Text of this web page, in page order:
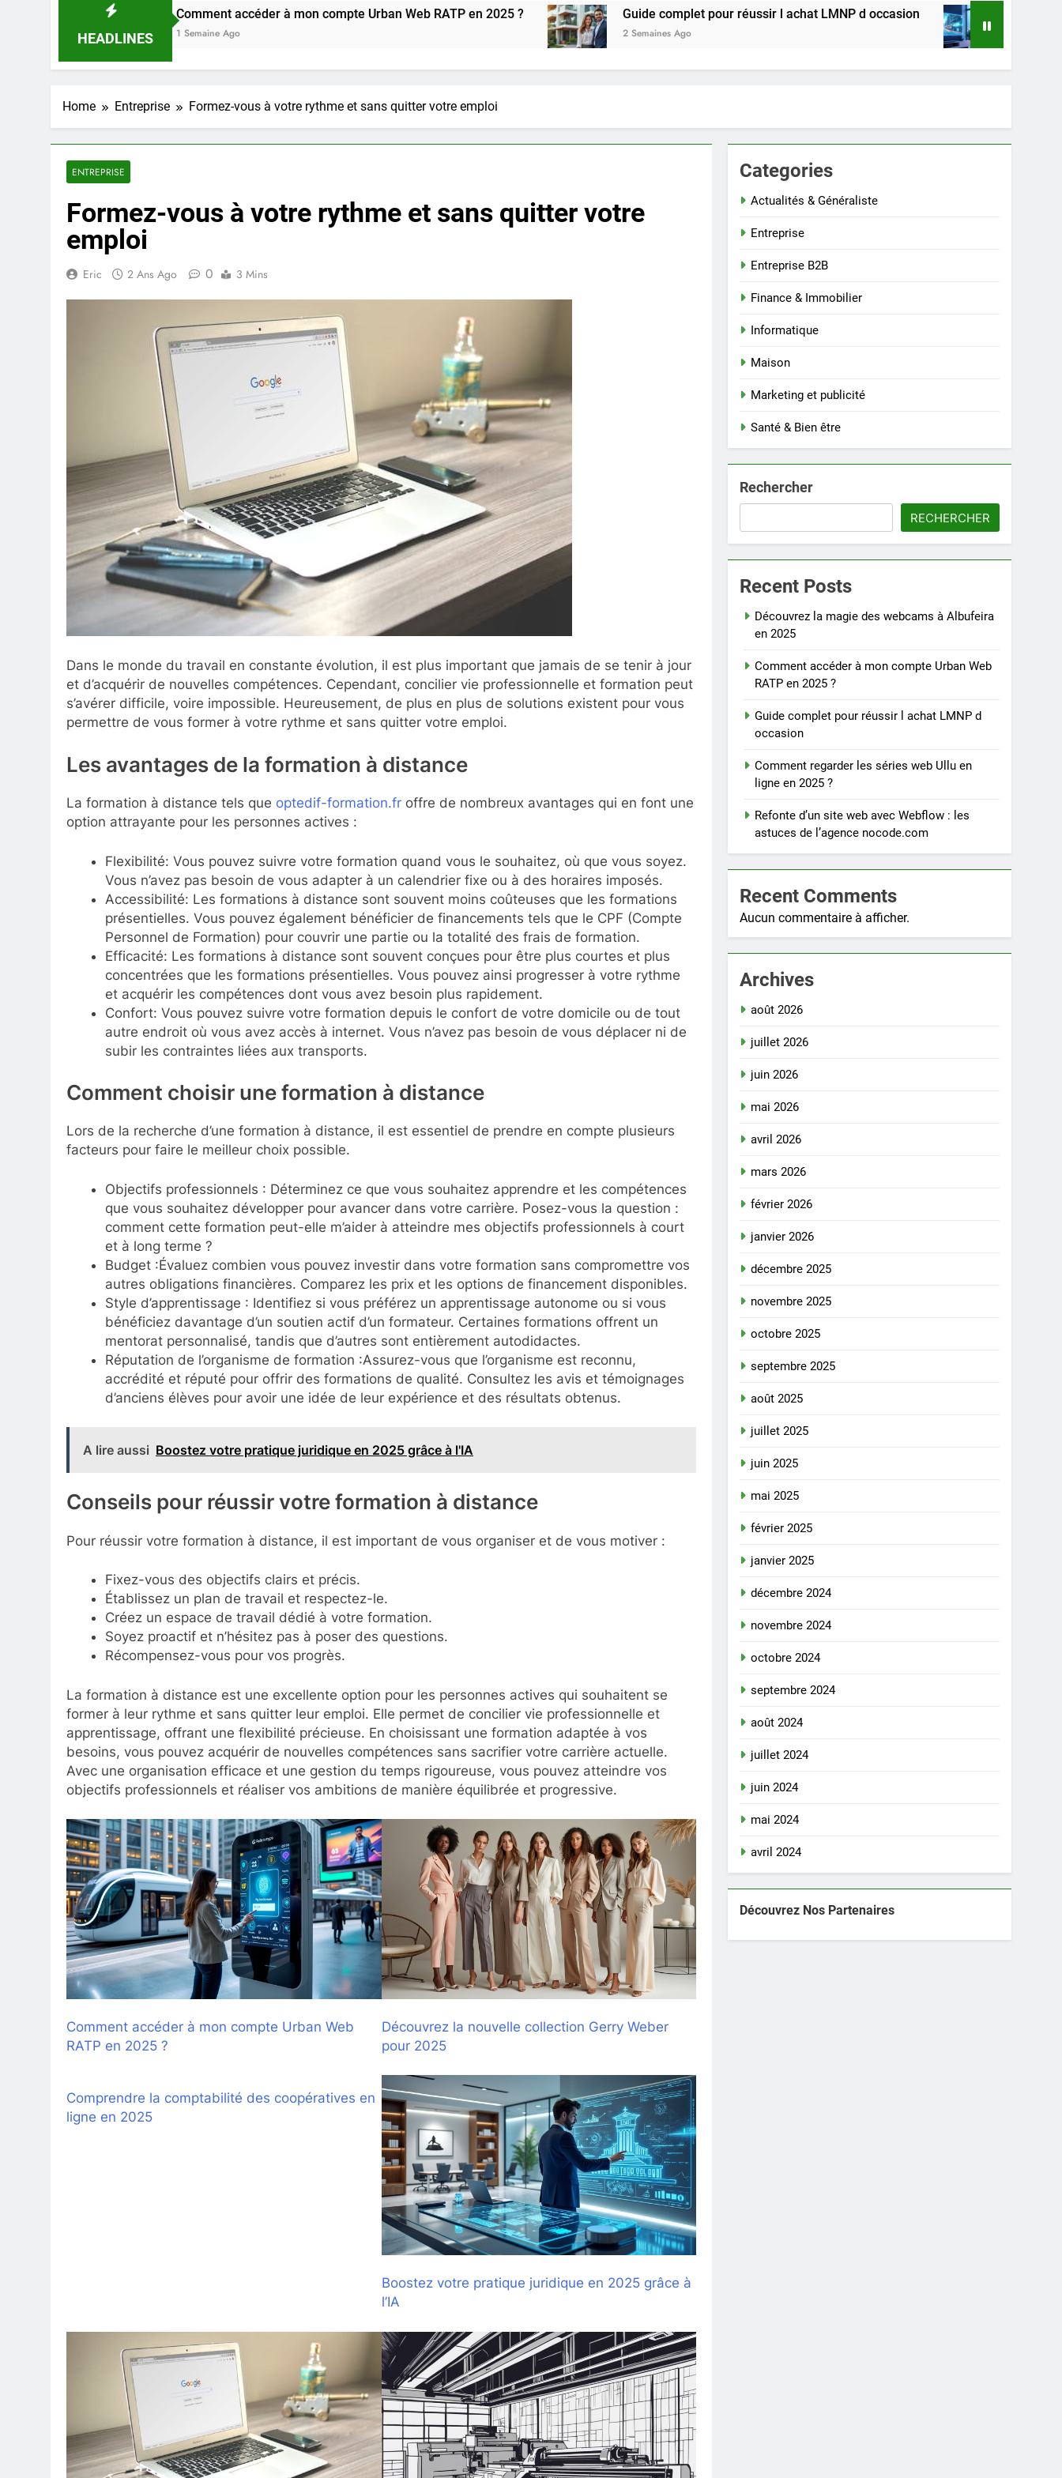
HEADLINES
Comment accéder à mon compte Urban Web RATP en 2025 ?
1 Semaine Ago
Guide complet pour réussir l achat LMNP d occasion
2 Semaines Ago
Comment regarder les
2 Semaines Ago
Home Entreprise Formez-vous à votre rythme et sans quitter votre emploi
ENTREPRISE
Formez-vous à votre rythme et sans quitter votre
emploi
Eric 2 Ans Ago 0 3 Mins
Dans le monde du travail en constante évolution, il est plus important que jamais de se tenir à jour
et d’acquérir de nouvelles compétences. Cependant, concilier vie professionnelle et formation peut
s’avérer difficile, voire impossible. Heureusement, de plus en plus de solutions existent pour vous
permettre de vous former à votre rythme et sans quitter votre emploi.
Les avantages de la formation à distance
La formation à distance tels que optedif-formation.fr offre de nombreux avantages qui en font une
option attrayante pour les personnes actives :
Flexibilité: Vous pouvez suivre votre formation quand vous le souhaitez, où que vous soyez.
Vous n’avez pas besoin de vous adapter à un calendrier fixe ou à des horaires imposés.
Accessibilité: Les formations à distance sont souvent moins coûteuses que les formations
présentielles. Vous pouvez également bénéficier de financements tels que le CPF (Compte
Personnel de Formation) pour couvrir une partie ou la totalité des frais de formation.
Efficacité: Les formations à distance sont souvent conçues pour être plus courtes et plus
concentrées que les formations présentielles. Vous pouvez ainsi progresser à votre rythme
et acquérir les compétences dont vous avez besoin plus rapidement.
Confort: Vous pouvez suivre votre formation depuis le confort de votre domicile ou de tout
autre endroit où vous avez accès à internet. Vous n’avez pas besoin de vous déplacer ni de
subir les contraintes liées aux transports.
Comment choisir une formation à distance
Lors de la recherche d’une formation à distance, il est essentiel de prendre en compte plusieurs
facteurs pour faire le meilleur choix possible.
Objectifs professionnels : Déterminez ce que vous souhaitez apprendre et les compétences
que vous souhaitez développer pour avancer dans votre carrière. Posez-vous la question :
comment cette formation peut-elle m’aider à atteindre mes objectifs professionnels à court
et à long terme ?
Budget :Évaluez combien vous pouvez investir dans votre formation sans compromettre vos
autres obligations financières. Comparez les prix et les options de financement disponibles.
Style d’apprentissage : Identifiez si vous préférez un apprentissage autonome ou si vous
bénéficiez davantage d’un soutien actif d’un formateur. Certaines formations offrent un
mentorat personnalisé, tandis que d’autres sont entièrement autodidactes.
Réputation de l’organisme de formation :Assurez-vous que l’organisme est reconnu,
accrédité et réputé pour offrir des formations de qualité. Consultez les avis et témoignages
d’anciens élèves pour avoir une idée de leur expérience et des résultats obtenus.
A lire aussi Boostez votre pratique juridique en 2025 grâce à l'IA
Conseils pour réussir votre formation à distance
Pour réussir votre formation à distance, il est important de vous organiser et de vous motiver :
Fixez-vous des objectifs clairs et précis.
Établissez un plan de travail et respectez-le.
Créez un espace de travail dédié à votre formation.
Soyez proactif et n’hésitez pas à poser des questions.
Récompensez-vous pour vos progrès.
La formation à distance est une excellente option pour les personnes actives qui souhaitent se
former à leur rythme et sans quitter leur emploi. Elle permet de concilier vie professionnelle et
apprentissage, offrant une flexibilité précieuse. En choisissant une formation adaptée à vos
besoins, vous pouvez acquérir de nouvelles compétences sans sacrifier votre carrière actuelle.
Avec une organisation efficace et une gestion du temps rigoureuse, vous pouvez atteindre vos
objectifs professionnels et réaliser vos ambitions de manière équilibrée et progressive.
Comment accéder à mon compte Urban Web
RATP en 2025 ?
Découvrez la nouvelle collection Gerry Weber
pour 2025
Comprendre la comptabilité des coopératives en
ligne en 2025
Boostez votre pratique juridique en 2025 grâce à
l’IA
Categories
Actualités & Généraliste
Entreprise
Entreprise B2B
Finance & Immobilier
Informatique
Maison
Marketing et publicité
Santé & Bien être
Rechercher
RECHERCHER
Recent Posts
Découvrez la magie des webcams à Albufeira
en 2025
Comment accéder à mon compte Urban Web
RATP en 2025 ?
Guide complet pour réussir l achat LMNP d
occasion
Comment regarder les séries web Ullu en
ligne en 2025 ?
Refonte d’un site web avec Webflow : les
astuces de l’agence nocode.com
Recent Comments
Aucun commentaire à afficher.
Archives
août 2026
juillet 2026
juin 2026
mai 2026
avril 2026
mars 2026
février 2026
janvier 2026
décembre 2025
novembre 2025
octobre 2025
septembre 2025
août 2025
juillet 2025
juin 2025
mai 2025
février 2025
janvier 2025
décembre 2024
novembre 2024
octobre 2024
septembre 2024
août 2024
juillet 2024
juin 2024
mai 2024
avril 2024
Découvrez Nos Partenaires